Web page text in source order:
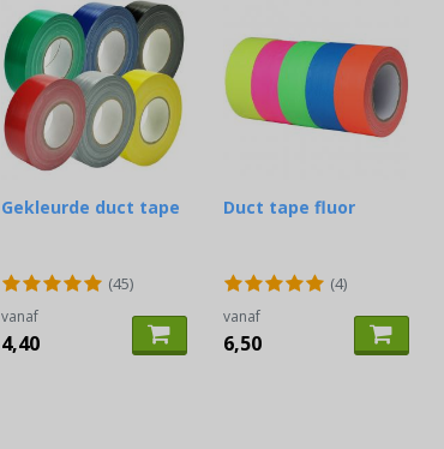
Gekleurde duct tape
(45)
vanaf
4,40
Duct tape fluor
(4)
vanaf
6,50